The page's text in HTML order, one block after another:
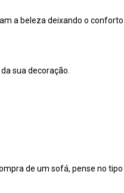
a beleza deixando o conforto
sua decoração.
de um sofá, pense no